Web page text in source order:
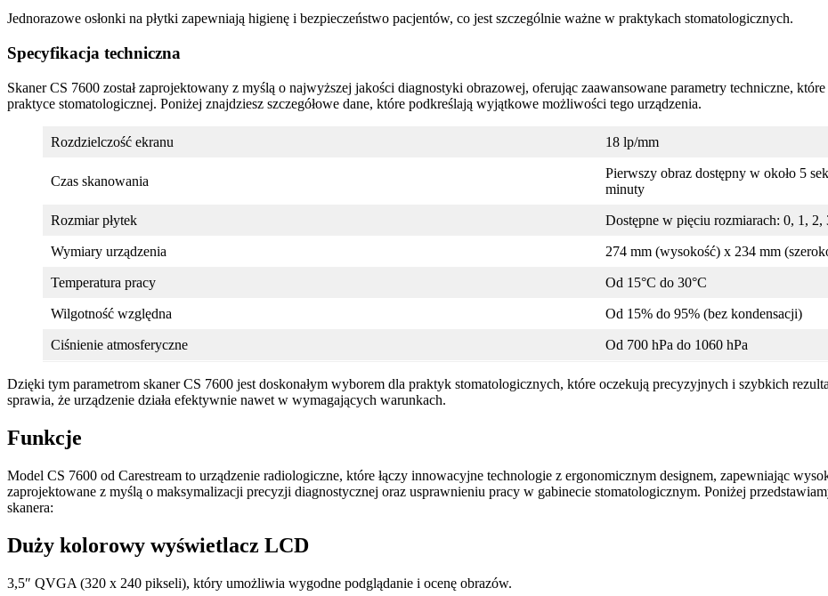
Jednorazowe osłonki na płytki zapewniają higienę i bezpieczeństwo pacjentów, co jest szczególnie ważne w praktykach stomatologicznych.
Specyfikacja techniczna
Skaner CS 7600 został zaprojektowany z myślą o najwyższej jakości diagnostyki obrazowej, oferując zaawansowane parametry techniczne,
praktyce stomatologicznej. Poniżej znajdziesz szczegółowe dane, które podkreślają wyjątkowe możliwości tego urządzenia.
Rozdzielczość ekranu 18 lp/mm
Czas skanowania
Pierwszy obraz dostępny w około 5
minuty
Rozmiar płytek Dostępne w pięciu rozmiarach: 0, 1, 2,
Wymiary urządzenia 274 mm (wysokość) x 234 mm
Temperatura pracy Od 15°C do 30°C
Wilgotność względna Od 15% do 95% (bez kondensacji)
Ciśnienie atmosferyczne Od 700 hPa do 1060 hPa
Dzięki tym parametrom skaner CS 7600 jest doskonałym wyborem dla praktyk stomatologicznych, które oczekują precyzyjnych i szybkich
sprawia, że urządzenie działa efektywnie nawet w wymagających warunkach.
Funkcje
Model CS 7600 od Carestream to urządzenie radiologiczne, które łączy innowacyjne technologie z ergonomicznym designem, zapewniając
zaprojektowane z myślą o maksymalizacji precyzji diagnostycznej oraz usprawnieniu pracy w gabinecie stomatologicznym. Poniżej
skanera:
Duży kolorowy wyświetlacz LCD
3,5″ QVGA (320 x 240 pikseli), który umożliwia wygodne podglądanie i ocenę obrazów.